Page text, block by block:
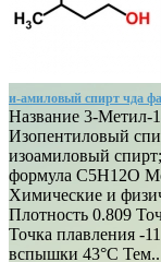
и-амиловый спирт чда
Название 3-Метил-
Изопентиловый
изоамиловый
формула C5H12O
Химические и
Плотность 0.809
Точка плавления -
вспышки 43°C Тем..